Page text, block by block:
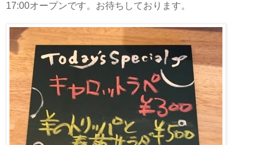
17:00オープンです。お待ちしております。